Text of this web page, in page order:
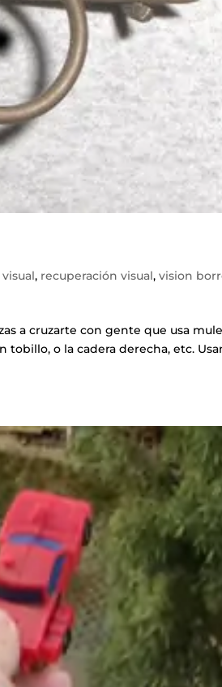
, recuperación visual,vision
a cruzarte con gente que usa
tobillo, o la cadera derecha, etc.